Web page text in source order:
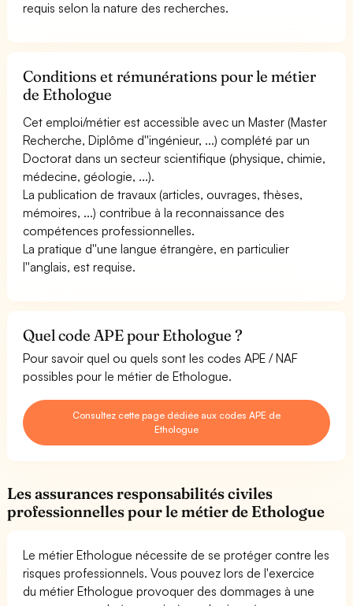
requis selon la nature des recherches.
Conditions et rémunérations pour le métier
de Ethologue
Cet emploi/métier est accessible avec un Master (Master
Recherche, Diplôme d''ingénieur, ...) complété par un
Doctorat dans un secteur scientifique (physique, chimie,
médecine, géologie, ...).
La publication de travaux (articles, ouvrages, thèses,
mémoires, ...) contribue à la reconnaissance des
compétences professionnelles.
La pratique d''une langue étrangère, en particulier
l''anglais, est requise.
Quel code APE pour Ethologue ?
Pour savoir quel ou quels sont les codes APE / NAF
possibles pour le métier de Ethologue.
Consultez cette page dédiée aux codes APE de
Ethologue
Les assurances responsabilités civiles
professionnelles pour le métier de Ethologue
Le métier Ethologue nécessite de se protéger contre les
risques professionnels. Vous pouvez lors de l'exercice
du métier Ethologue provoquer des dommages à une